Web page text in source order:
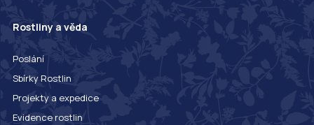
Rostliny a věda
Poslání
Sbírky Rostlin
Projekty a expedice
Evidence rostlin